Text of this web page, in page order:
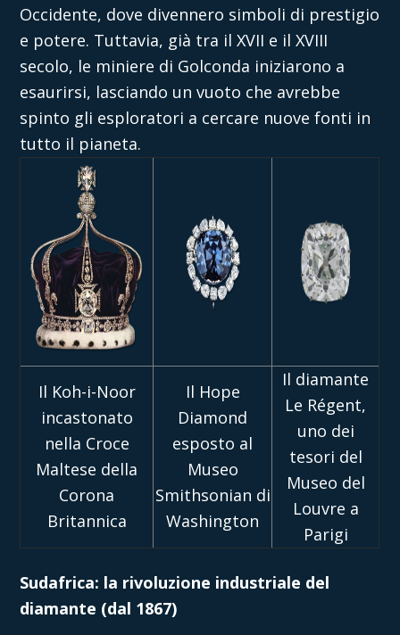
Occidente, dove divennero simboli di prestigio
e potere. Tuttavia, già tra il XVII e il XVIII
secolo, le miniere di Golconda iniziarono a
esaurirsi, lasciando un vuoto che avrebbe
spinto gli esploratori a cercare nuove fonti in
tutto il pianeta.
Il Koh-i-Noor
incastonato
nella Croce
Maltese della
Corona
Britannica
Il Hope
Diamond
esposto al
Museo
Smithsonian di
Washington
Il diamante
Le Régent,
uno dei
tesori del
Museo del
Louvre a
Parigi
Sudafrica: la rivoluzione industriale del
diamante (dal 1867)